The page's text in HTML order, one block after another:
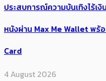
ประสบการณ์ความบันเทิงไร้เ
หนังผ่าน Max Me Wallet พ
Card
4 August 2026